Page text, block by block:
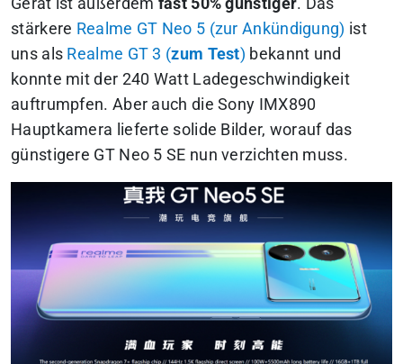
Gerät ist außerdem fast 50% günstiger. Das
stärkere Realme GT Neo 5 (zur Ankündigung) ist
uns als Realme GT 3 (zum Test) bekannt und
konnte mit der 240 Watt Ladegeschwindigkeit
auftrumpfen. Aber auch die Sony IMX890
Hauptkamera lieferte solide Bilder, worauf das
günstigere GT Neo 5 SE nun verzichten muss.